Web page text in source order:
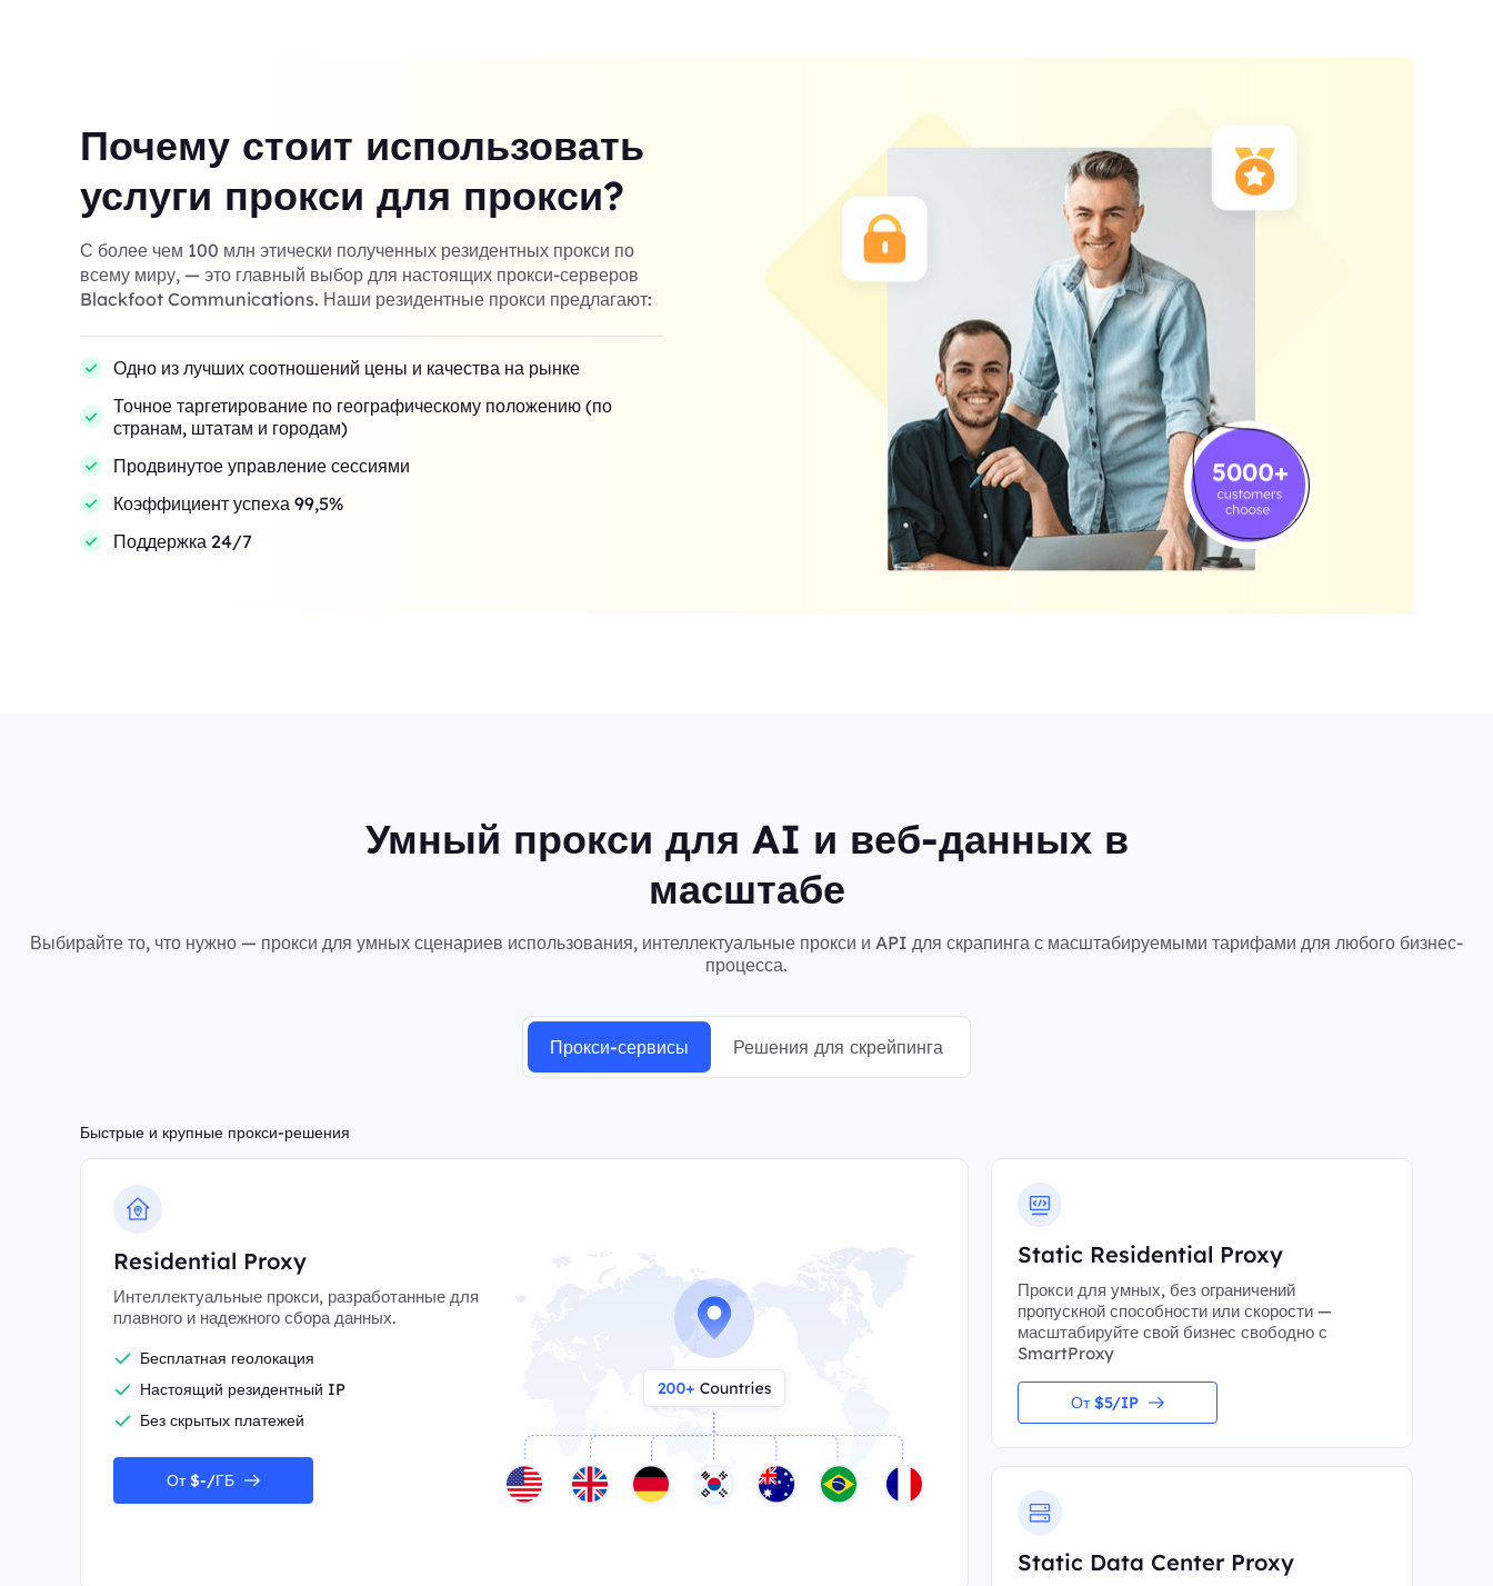
Почему стоит использовать
услуги прокси для прокси?
С более чем 100 млн этически полученных резидентных прокси по
всему миру, — это главный выбор для настоящих прокси-серверов
Blackfoot Communications. Наши резидентные прокси предлагают:
Одно из лучших соотношений цены и качества на рынке
Точное таргетирование по географическому положению (по
странам, штатам и городам)
Продвинутое управление сессиями
Коэффициент успеха 99,5%
Поддержка 24/7
Умный прокси для AI и веб-данных в
масштабе
Выбирайте то, что нужно — прокси для умных сценариев использования, интеллектуальные прокси и API для скрапинга с масштабируемыми тарифами для любого бизнес-
процесса.
Прокси-сервисы Решения для скрейпинга
Быстрые и крупные прокси-решения
Residential Proxy
Интеллектуальные прокси, разработанные для
плавного и надежного сбора данных.
Бесплатная геолокация
Настоящий резидентный IP
Без скрытых платежей
От $-/ГБ
Static Residential Proxy
Прокси для умных, без ограничений
пропускной способности или скорости —
масштабируйте свой бизнес свободно с
SmartProxy
От $5/IP
Static Data Center Proxy